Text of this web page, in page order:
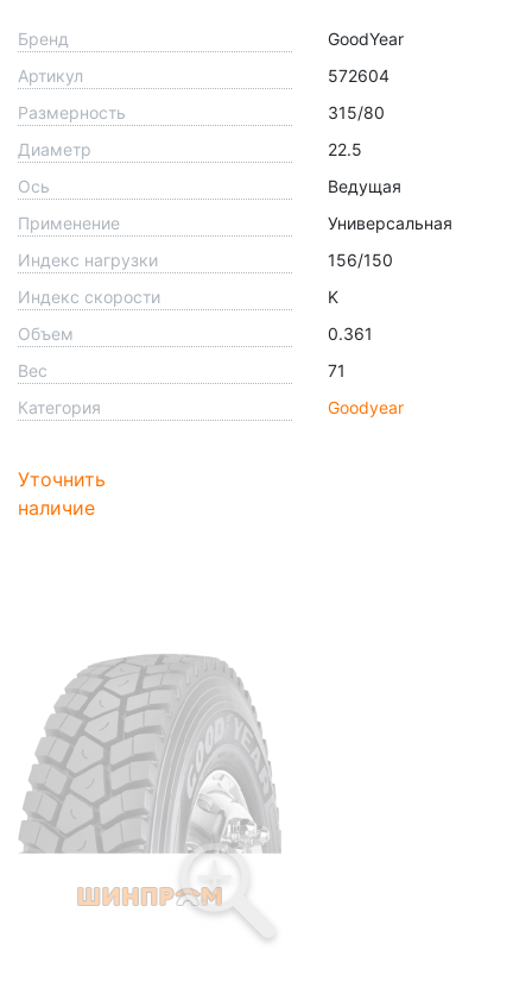
Бренд
GoodYear
Артикул
572604
Размерность
315/80
Диаметр
22.5
Ось
Ведущая
Применение
Универсальная
Индекс нагрузки
156/150
Индекс скорости
K
Объем
0.361
Вес
71
Категория
Goodyear
Уточнить
наличие